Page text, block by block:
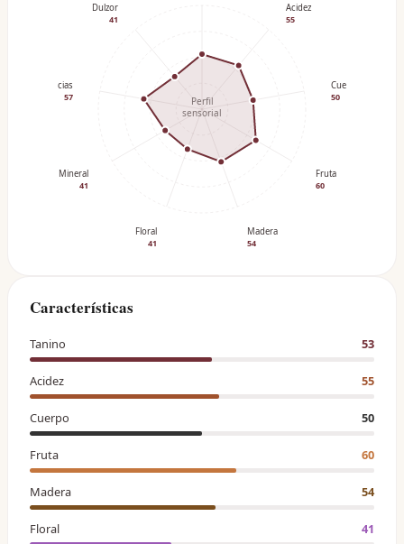
Acidez
55
Cuerpo
50
Fruta
60
Madera
54
Floral
41
Mineral
41
Especias
57
Dulzor
41
Perfil
sensorial
Características
Tanino 53
Acidez 55
Cuerpo 50
Fruta 60
Madera 54
Floral 41